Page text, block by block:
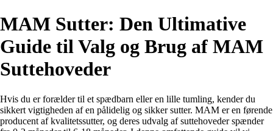
MAM Sutter: Den Ultimative
Guide til Valg og Brug af MAM
Suttehoveder
Hvis du er forælder til et spædbarn eller en lille tumling, kender du
sikkert vigtigheden af en pålidelig og sikker sutter. MAM er en førende
producent af kvalitetssutter, og deres udvalg af suttehoveder spænder